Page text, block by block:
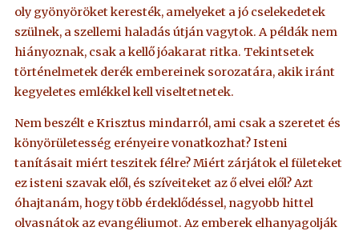
oly gyönyöröket keresték, amelyeket a jó cselekedetek
szülnek, a szellemi haladás útján vagytok. A példák nem
hiányoznak, csak a kellő jóakarat ritka. Tekintsetek
történelmetek derék embereinek sorozatára, akik iránt
kegyeletes emlékkel kell viseltetnetek.
Nem beszélt e Krisztus mindarról, ami csak a szeretet és
könyörületesség erényeire vonatkozhat? Isteni
tanításait miért teszitek félre? Miért zárjátok el fületeket
ez isteni szavak elől, és szíveiteket az ő elvei elől? Azt
óhajtanám, hogy több érdeklődéssel, nagyobb hittel
olvasnátok az evangéliumot. Az emberek elhanyagolják